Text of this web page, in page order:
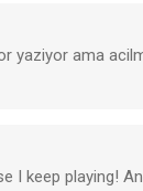
yaziyor ama
I keep playing!